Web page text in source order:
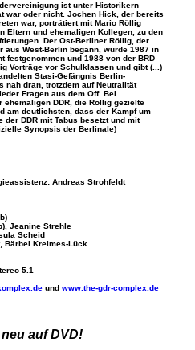
ist unter Historikern
war oder nicht. Jochen Hick, der bereits
war, porträtiert mit Mario Röllig
Eltern und ehemaligen Kollegen, zu den
Der Ost-Berliner Röllig, der
West-Berlin begann, wurde 1987 in
festgenommen und 1988 von der BRD
Vorträge vor Schulklassen und gibt (...)
Stasi-Gefängnis Berlin-
nah dran, trotzdem auf Neutralität
Fragen aus dem Off. Bei
DDR, die Röllig gezielte
am deutlichsten, dass der Kampf um
DDR mit Tabus besetzt und mit
Synopsis der Berlinale)
Andreas Strohfeldt
Jeanine Strehle
Scheid
Bärbel Kreimes-Lück
5.1
und www.the-gdr-complex.de
auf DVD!